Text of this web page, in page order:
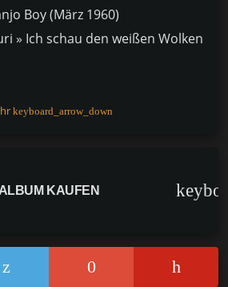
Boy (März 1960)
» Ich schau den weißen Wolken
(Oktober 1959)
La Paloma (September 1961)
keyboard_arrow_down
ALBUM KAUFEN